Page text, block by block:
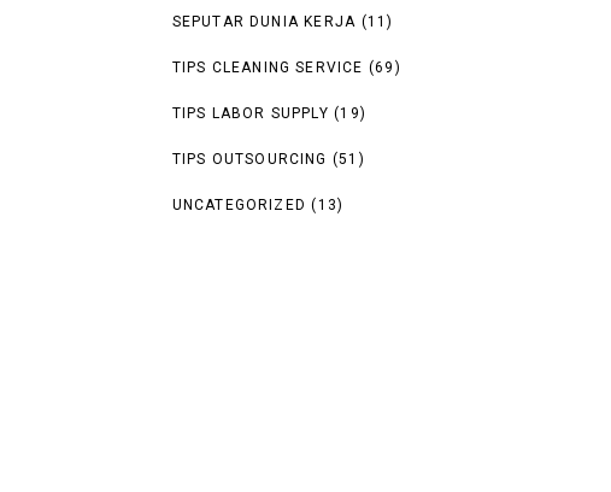
SEPUTAR DUNIA KERJA (11)
TIPS CLEANING SERVICE (69)
TIPS LABOR SUPPLY (19)
TIPS OUTSOURCING (51)
UNCATEGORIZED (13)